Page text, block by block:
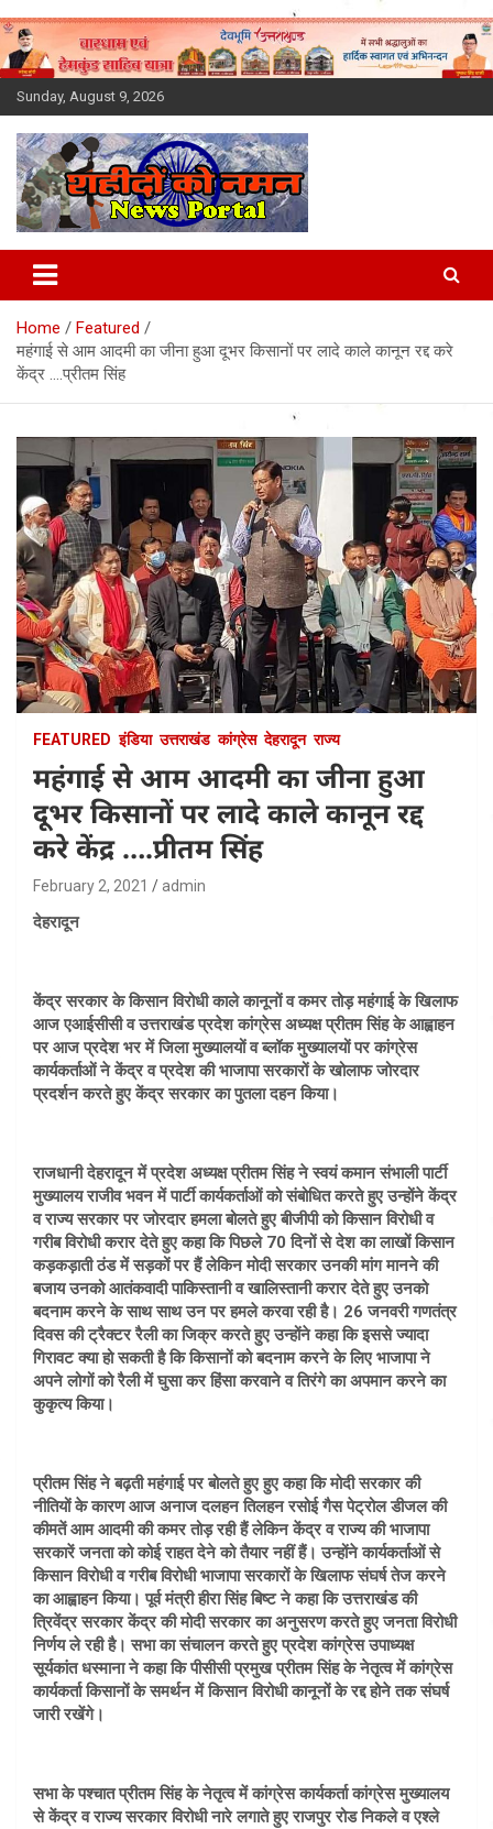
Skip
to
content
Sunday, August 9, 2026
Latest News Today, Breaking
News, Uttarakhand News in
Hindi
Home
Featured
महंगाई से आम आदमी का जीना हुआ दूभर किसानों पर लादे काले कानून रद्द करे
केंद्र ….प्रीतम सिंह
FEATURED इंडिया उत्तराखंड कांग्रेस देहरादून राज्य
महंगाई से आम आदमी का जीना हुआ
दूभर किसानों पर लादे काले कानून रद्द
करे केंद्र ….प्रीतम सिंह
February 2, 2021 admin
देहरादून
केंद्र सरकार के किसान विरोधी काले कानूनों व कमर तोड़ महंगाई के खिलाफ
आज एआईसीसी व उत्तराखंड प्रदेश कांग्रेस अध्यक्ष प्रीतम सिंह के आह्वाहन
पर आज प्रदेश भर में जिला मुख्यालयों व ब्लॉक मुख्यालयों पर कांग्रेस
कार्यकर्ताओं ने केंद्र व प्रदेश की भाजापा सरकारों के खोलाफ जोरदार
प्रदर्शन करते हुए केंद्र सरकार का पुतला दहन किया।
राजधानी देहरादून में प्रदेश अध्यक्ष प्रीतम सिंह ने स्वयं कमान संभाली पार्टी
मुख्यालय राजीव भवन में पार्टी कार्यकर्ताओं को संबोधित करते हुए उन्होंने केंद्र
व राज्य सरकार पर जोरदार हमला बोलते हुए बीजीपी को किसान विरोधी व
गरीब विरोधी करार देते हुए कहा कि पिछले 70 दिनों से देश का लाखों किसान
कड़कड़ाती ठंड में सड़कों पर हैं लेकिन मोदी सरकार उनकी मांग मानने की
बजाय उनको आतंकवादी पाकिस्तानी व खालिस्तानी करार देते हुए उनको
बदनाम करने के साथ साथ उन पर हमले करवा रही है। 26 जनवरी गणतंत्र
दिवस की ट्रैक्टर रैली का जिक्र करते हुए उन्होंने कहा कि इससे ज्यादा
गिरावट क्या हो सकती है कि किसानों को बदनाम करने के लिए भाजापा ने
अपने लोगों को रैली में घुसा कर हिंसा करवाने व तिरंगे का अपमान करने का
कुकृत्य किया।
प्रीतम सिंह ने बढ़ती महंगाई पर बोलते हुए हुए कहा कि मोदी सरकार की
नीतियों के कारण आज अनाज दलहन तिलहन रसोई गैस पेट्रोल डीजल की
कीमतें आम आदमी की कमर तोड़ रही हैं लेकिन केंद्र व राज्य की भाजापा
सरकारें जनता को कोई राहत देने को तैयार नहीं हैं। उन्होंने कार्यकर्ताओं से
किसान विरोधी व गरीब विरोधी भाजापा सरकारों के खिलाफ संघर्ष तेज करने
का आह्वाहन किया। पूर्व मंत्री हीरा सिंह बिष्ट ने कहा कि उत्तराखंड की
त्रिवेंद्र सरकार केंद्र की मोदी सरकार का अनुसरण करते हुए जनता विरोधी
निर्णय ले रही है। सभा का संचालन करते हुए प्रदेश कांग्रेस उपाध्यक्ष
सूर्यकांत धस्माना ने कहा कि पीसीसी प्रमुख प्रीतम सिंह के नेतृत्व में कांग्रेस
कार्यकर्ता किसानों के समर्थन में किसान विरोधी कानूनों के रद्द होने तक संघर्ष
जारी रखेंगे।
सभा के पश्चात प्रीतम सिंह के नेतृत्व में कांग्रेस कार्यकर्ता कांग्रेस मुख्यालय
से केंद्र व राज्य सरकार विरोधी नारे लगाते हुए राजपुर रोड निकले व एश्ले